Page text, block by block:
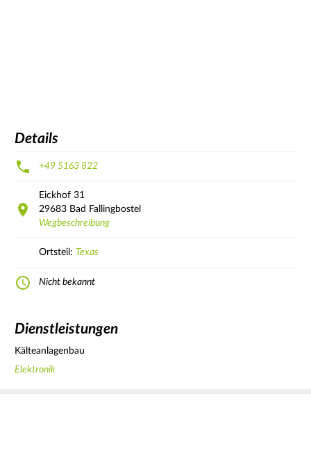
Details
+49 5163 822
Eickhof 31
29683 Bad Fallingbostel
Wegbeschreibung
Ortsteil: Texas
Nicht bekannt
Dienstleistungen
Kälteanlagenbau
Elektronik